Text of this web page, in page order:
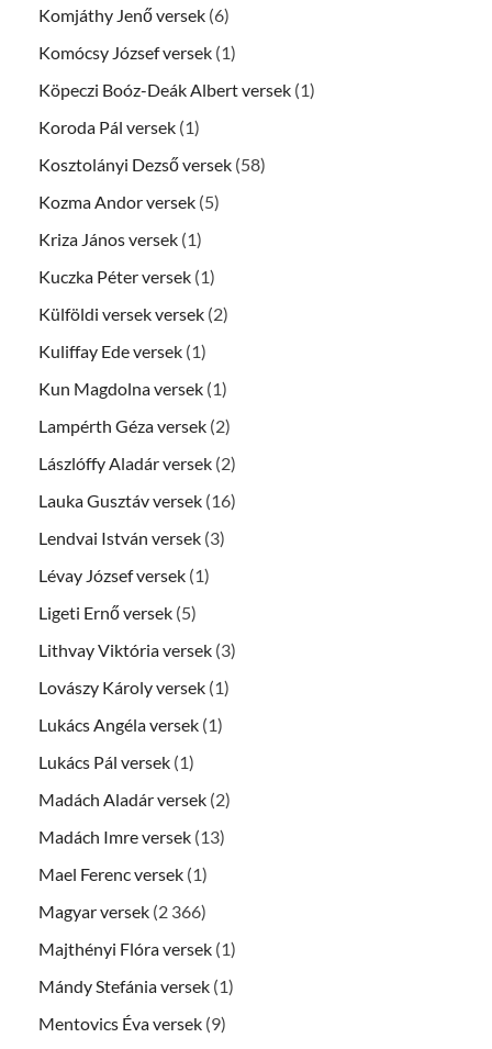
Komjáthy Jenő versek (6)
Komócsy József versek (1)
Köpeczi Boóz-Deák Albert versek (1)
Koroda Pál versek (1)
Kosztolányi Dezső versek (58)
Kozma Andor versek (5)
Kriza János versek (1)
Kuczka Péter versek (1)
Külföldi versek versek (2)
Kuliffay Ede versek (1)
Kun Magdolna versek (1)
Lampérth Géza versek (2)
Lászlóffy Aladár versek (2)
Lauka Gusztáv versek (16)
Lendvai István versek (3)
Lévay József versek (1)
Ligeti Ernő versek (5)
Lithvay Viktória versek (3)
Lovászy Károly versek (1)
Lukács Angéla versek (1)
Lukács Pál versek (1)
Madách Aladár versek (2)
Madách Imre versek (13)
Mael Ferenc versek (1)
Magyar versek (2 366)
Majthényi Flóra versek (1)
Mándy Stefánia versek (1)
Mentovics Éva versek (9)